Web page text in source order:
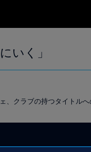
いく」
クラブの持つタイトルへ